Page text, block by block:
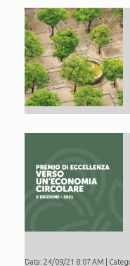
Data: 24/09/21 8:07 AM |